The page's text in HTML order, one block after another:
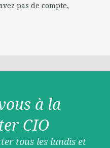
pas de compte,
à la
CIO
tous les lundis et